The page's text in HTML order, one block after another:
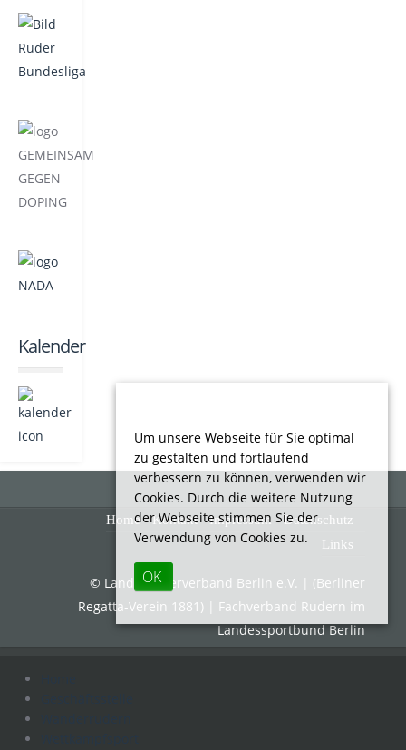
Kalender
Home Kontakt Impressum
Datenschutz
Links
© Landesruderverband Berlin e.V. | (Berliner
Regatta-Verein 1881) | Fachverband Rudern im
Landessportbund Berlin
Um unsere Webseite für Sie optimal
zu gestalten und fortlaufend
verbessern zu können, verwenden wir
Cookies. Durch die weitere Nutzung
der Webseite stimmen Sie der
Verwendung von Cookies zu.
OK